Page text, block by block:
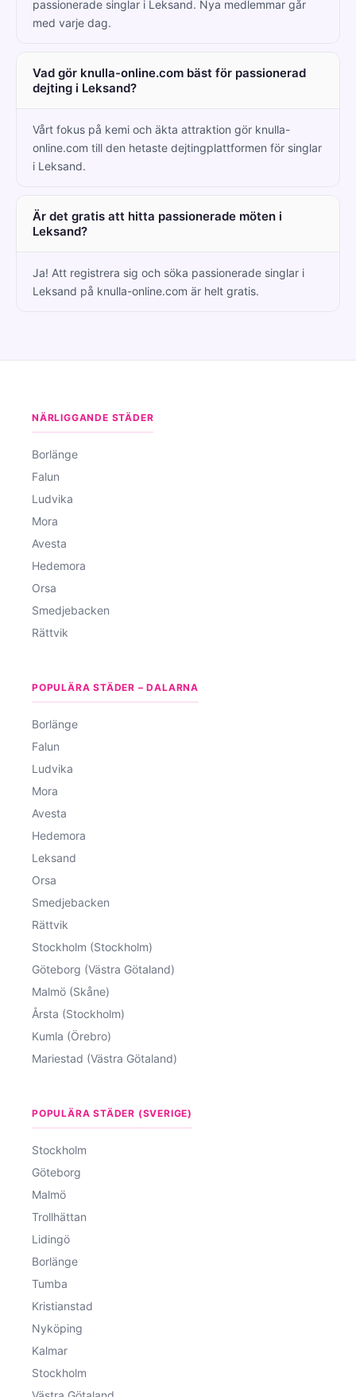
passionerade singlar i Leksand. Nya medlemmar går
med varje dag.
Vad gör knulla-online.com bäst för passionerad
dejting i Leksand?
Vårt fokus på kemi och äkta attraktion gör knulla-
online.com till den hetaste dejtingplattformen för singlar
i Leksand.
Är det gratis att hitta passionerade möten i
Leksand?
Ja! Att registrera sig och söka passionerade singlar i
Leksand på knulla-online.com är helt gratis.
NÄRLIGGANDE STÄDER
Borlänge
Falun
Ludvika
Mora
Avesta
Hedemora
Orsa
Smedjebacken
Rättvik
POPULÄRA STÄDER – DALARNA
Borlänge
Falun
Ludvika
Mora
Avesta
Hedemora
Leksand
Orsa
Smedjebacken
Rättvik
Stockholm (Stockholm)
Göteborg (Västra Götaland)
Malmö (Skåne)
Årsta (Stockholm)
Kumla (Örebro)
Mariestad (Västra Götaland)
POPULÄRA STÄDER (SVERIGE)
Stockholm
Göteborg
Malmö
Trollhättan
Lidingö
Borlänge
Tumba
Kristianstad
Nyköping
Kalmar
Stockholm